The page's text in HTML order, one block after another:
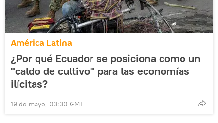
América Latina
¿Por qué Ecuador se posiciona como un
"caldo de cultivo" para las economías
ilícitas?
19 de mayo, 03:30 GMT